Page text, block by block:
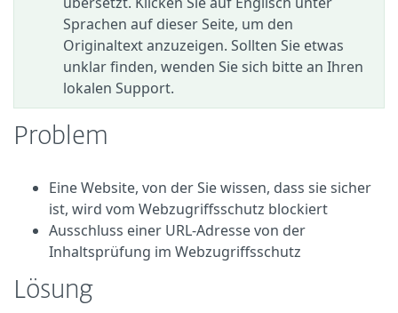
Sprachen auf dieser Seite, um den
Originaltext anzuzeigen. Sollten Sie etwas
unklar finden, wenden Sie sich bitte an Ihren
lokalen Support.
Problem
Eine Website, von der Sie wissen, dass sie sicher
ist, wird vom Webzugriffsschutz blockiert
Ausschluss einer URL-Adresse von der
Inhaltsprüfung im Webzugriffsschutz
Lösung